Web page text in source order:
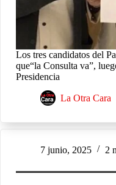
Los tres candidatos del
que“la Consulta va”,
Presidencia
La Otra Cara
7 junio, 2025 2